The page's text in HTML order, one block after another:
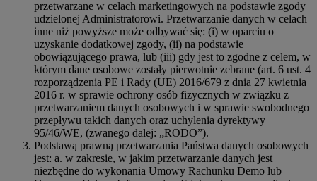
przetwarzane w celach marketingowych na podstawie zgody
udzielonej Administratorowi. Przetwarzanie danych w celach
inne niż powyższe może odbywać się: (i) w oparciu o
uzyskanie dodatkowej zgody, (ii) na podstawie
obowiązującego prawa, lub (iii) gdy jest to zgodne z celem, w
którym dane osobowe zostały pierwotnie zebrane (art. 6 ust. 4
rozporządzenia PE i Rady (UE) 2016/679 z dnia 27 kwietnia
2016 r. w sprawie ochrony osób fizycznych w związku z
przetwarzaniem danych osobowych i w sprawie swobodnego
przepływu takich danych oraz uchylenia dyrektywy
95/46/WE, (zwanego dalej: „RODO”).
Podstawą prawną przetwarzania Państwa danych osobowych
jest: a. w zakresie, w jakim przetwarzanie danych jest
niezbędne do wykonania Umowy Rachunku Demo lub